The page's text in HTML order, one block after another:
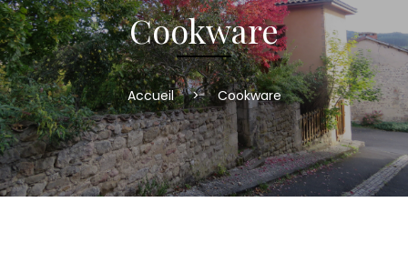
Cookware
Accueil > Cookware